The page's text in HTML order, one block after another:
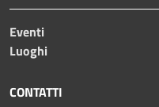
Eventi
Luoghi
CONTATTI